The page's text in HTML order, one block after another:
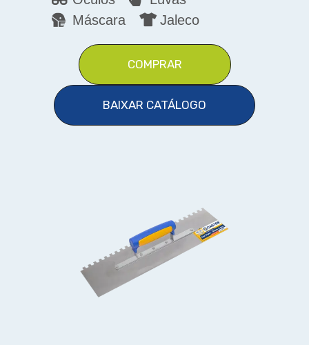
Máscara
Jaleco
COMPRAR
BAIXAR CATÁLOGO